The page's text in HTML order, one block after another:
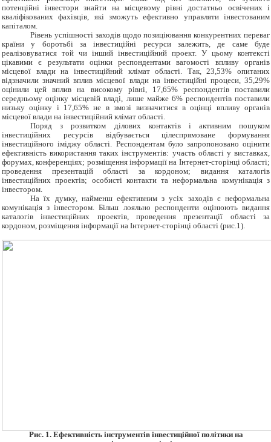
потенційні інвестори знайти на місцевому рівні достатньо освічених і
кваліфікованих фахівців, які зможуть ефективно управляти інвестованим
капіталом.
Рівень успішності заходів щодо позиціювання конкурентних переваг
країни у боротьбі за інвестиційні ресурси залежить, де саме буде
реалізовуватися той чи інший інвестиційний проект. У цьому контексті
цікавими є результати оцінки респондентами вагомості впливу органів
місцевої влади на інвестиційний клімат області. Так, 23,53% опитаних
відзначили значний вплив місцевої влади на інвестиційні процеси, 35,29%
оцінили цей вплив на високому рівні, 17,65% респондентів поставили
середньому оцінку місцевій владі, лише майже 6% респондентів поставили
низьку оцінку і 17,65% не в змозі визначитися в оцінці впливу органів
місцевої влади на інвестиційний клімат області.
Поряд з розвитком ділових контактів і активним пошуком
інвестиційних ресурсів відбувається цілеспрямоване формування
інвестиційного іміджу області. Респондентам було запропоновано оцінити
ефективність використання таких інструментів: участь області у виставках,
форумах, конференціях; розміщення інформації на Інтернет-сторінці області;
проведення презентацій області за кордоном; видання каталогів
інвестиційних проектів; особисті контакти та неформальна комунікація з
інвестором.
На їх думку, найменш ефективним з усіх заходів є неформальна
комунікація з інвестором. Більш лояльно респонденти оцінюють видання
каталогів інвестиційних проектів, проведення презентації області за
кордоном, розміщення інформації на Інтернет-сторінці області (рис.1).
Рис.1. Ефективність інструментів інвестиційної політики на